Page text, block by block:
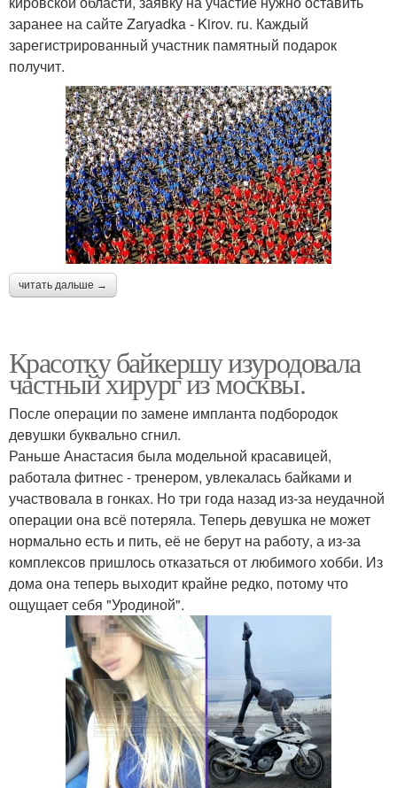
заранее на сайте Zaryadka - Kirov. ru. Каждый
зарегистрированный участник памятный подарок
получит.
читать дальше →
Красотку байкершу изуродовала
частный хирург из москвы.
После операции по замене импланта подбородок
девушки буквально сгнил.
Раньше Анастасия была модельной красавицей,
работала фитнес - тренером, увлекалась байками и
участвовала в гонках. Но три года назад из-за неудачной
операции она всё потеряла. Теперь девушка не может
нормально есть и пить, её не берут на работу, а из-за
комплексов пришлось отказаться от любимого хобби. Из
дома она теперь выходит крайне редко, потому что
ощущает себя "Уродиной".